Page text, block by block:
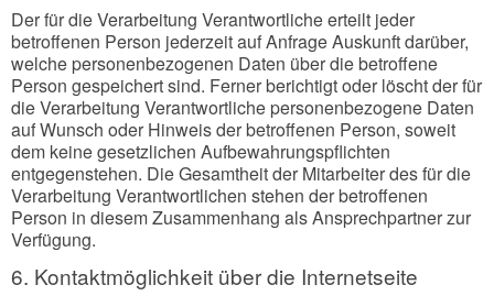
Der für die Verarbeitung Verantwortliche erteilt jeder
betroffenen Person jederzeit auf Anfrage Auskunft darüber,
welche personenbezogenen Daten über die betroffene
Person gespeichert sind. Ferner berichtigt oder löscht der für
die Verarbeitung Verantwortliche personenbezogene Daten
auf Wunsch oder Hinweis der betroffenen Person, soweit
dem keine gesetzlichen Aufbewahrungspflichten
entgegenstehen. Die Gesamtheit der Mitarbeiter des für die
Verarbeitung Verantwortlichen stehen der betroffenen
Person in diesem Zusammenhang als Ansprechpartner zur
Verfügung.
6. Kontaktmöglichkeit über die Internetseite